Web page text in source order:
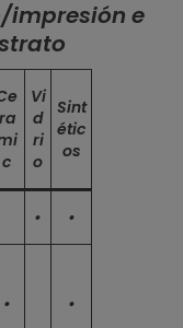
impresión e
ra
c
Vi
d
ri
o
Sint
étic
os
• •
• •